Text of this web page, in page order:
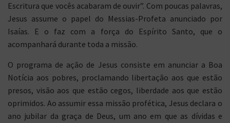
Escritura que vocês acabaram de ouvir”. Com poucas palavras,
Jesus assume o papel do Messias-Profeta anunciado por
Isaías. E o faz com a força do Espírito Santo, que o
acompanhará durante toda a missão.
O programa de ação de Jesus consiste em anunciar a Boa
Notícia aos pobres, proclamando libertação aos que estão
presos, visão aos que estão cegos, liberdade aos que estão
oprimidos. Ao assumir essa missão profética, Jesus declara o
ano jubilar da graça de Deus, um ano em que as dívidas e